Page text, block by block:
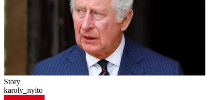
Story
karoly_nyito